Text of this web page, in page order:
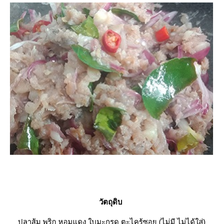
วัตถุดิบ
ปลาส้ม พริก หอมแดง ใบมะกรูด ตะไคร้ซอย (ไม่มี ไม่ได้ใส่)